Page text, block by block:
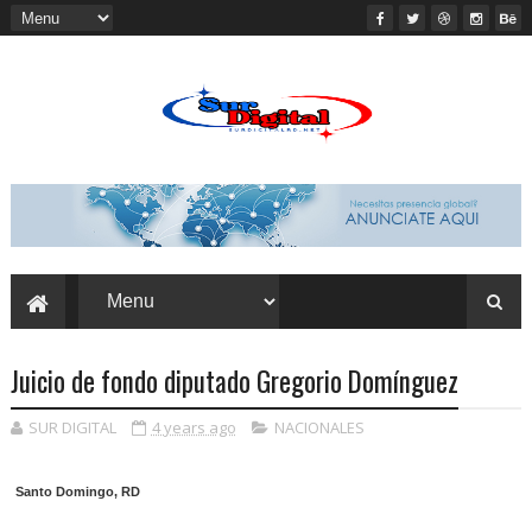
Juicio de fondo diputado Gregorio Domínguez
SUR DIGITAL 4 years ago NACIONALES
Santo Domingo, RD